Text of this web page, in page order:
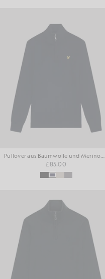
Pullover aus Baumwolle und Merinowolle mit 1/4-Reißverschluss
£85.00